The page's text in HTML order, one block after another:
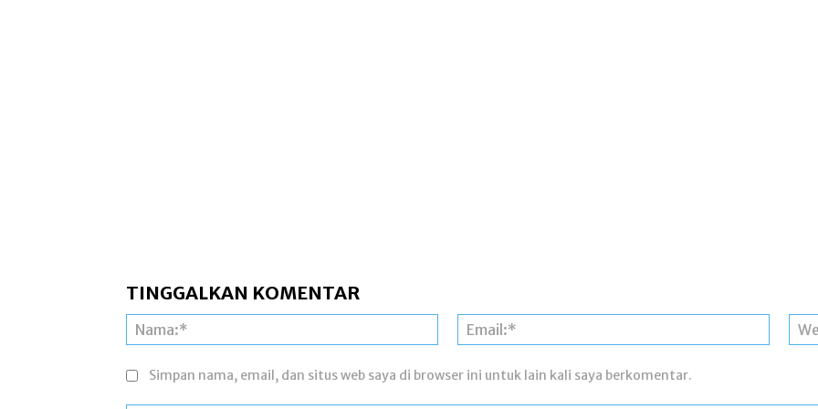
TINGGALKAN KOMENTAR
Nama:* Email:*
Simpan nama, email, dan situs web saya di browser ini untuk lain kali saya berkomentar.